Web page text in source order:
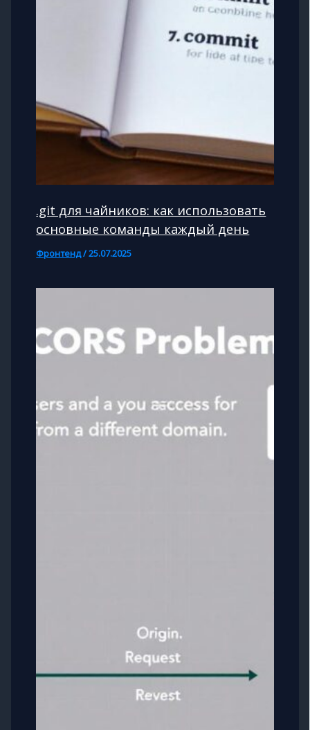
.git для чайников: как использовать
основные команды каждый день
Фронтенд/25.07.2025